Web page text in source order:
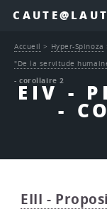
EIV -
-
Accueil > Hyper-Spinoza
"De la servitude
- corollaire 2
EIII -